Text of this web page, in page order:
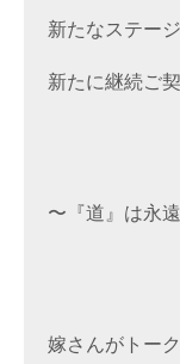
新たなステー
新たに継続ご
〜『道』は永
嫁さんがトー